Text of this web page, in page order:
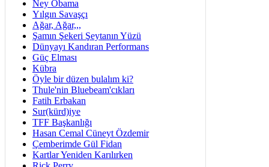
Ney Obama
Yılgın Savaşçı
Ağar, Ağar,,,
Şamın Şekeri Şeytanın Yüzü
Dünyayı Kandıran Performans
Güç Elması
Kübra
Öyle bir düzen bulalım ki?
Thule'nin Bluebeam'cıkları
Fatih Erbakan
Sur(kürd)iye
TFF Başkanlığı
Hasan Cemal Cüneyt Özdemir
Çemberimde Gül Fidan
Kartlar Yeniden Karılırken